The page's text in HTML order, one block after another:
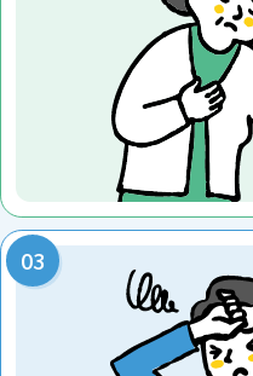
ただその忘れ方という
例えば、認知症の患者
ものを忘れてしまうの
というのは、体験の一
があります。
具体的にいえば、朝食
そのこと自体を忘れて
です。
その一方で、朝食を食べ
の、何を食べたかを忘
物忘れの特長です。